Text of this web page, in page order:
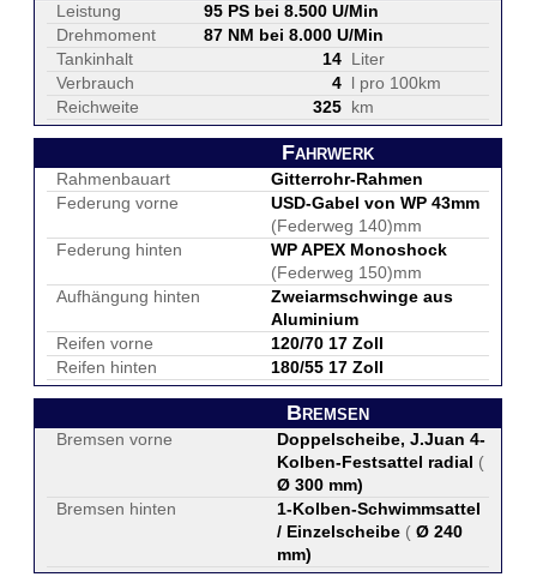
Leistung
95 PS bei 8.500 U/Min
Drehmoment
87 NM bei 8.000 U/Min
Tankinhalt
14 Liter
Verbrauch
4 l pro 100km
Reichweite
325 km
Fahrwerk
Rahmenbauart
Gitterrohr-Rahmen
Federung vorne
USD-Gabel von WP 43mm
(Federweg 140)mm
Federung hinten
WP APEX Monoshock
(Federweg 150)mm
Aufhängung hinten
Zweiarmschwinge aus
Aluminium
Reifen vorne
120/70 17 Zoll
Reifen hinten
180/55 17 Zoll
Bremsen
Bremsen vorne
Doppelscheibe, J.Juan 4-
Kolben-Festsattel radial (
Ø 300 mm)
Bremsen hinten
1-Kolben-Schwimmsattel
/ Einzelscheibe ( Ø 240
mm)